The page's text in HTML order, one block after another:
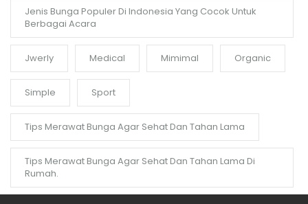
Jenis Bunga Populer Di Indonesia Yang Cocok Untuk
Berbagai Acara
Jwerly Medical Mimimal Organic
Simple Sport
Tips Merawat Bunga Agar Sehat Dan Tahan Lama
Tips Merawat Bunga Agar Sehat Dan Tahan Lama Di
Rumah.